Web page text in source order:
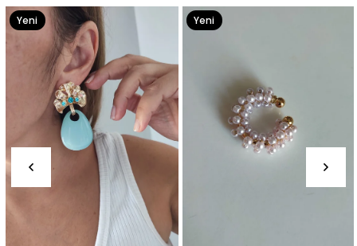
Yeni
Yeni